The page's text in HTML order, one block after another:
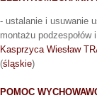
- ustalanie i usuwanie
montażu
Kasprzyca Wiesław
(śląskie)
POMOC